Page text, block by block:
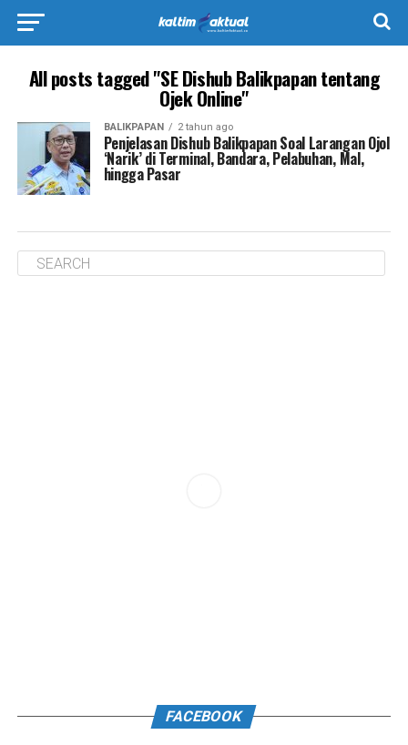
All posts tagged "SE Dishub Balikpapan tentang
Ojek Online"
BALIKPAPAN 2 tahun ago
Penjelasan Dishub Balikpapan Soal Larangan Ojol
‘Narik’ di Terminal, Bandara, Pelabuhan, Mal,
hingga Pasar
FACEBOOK